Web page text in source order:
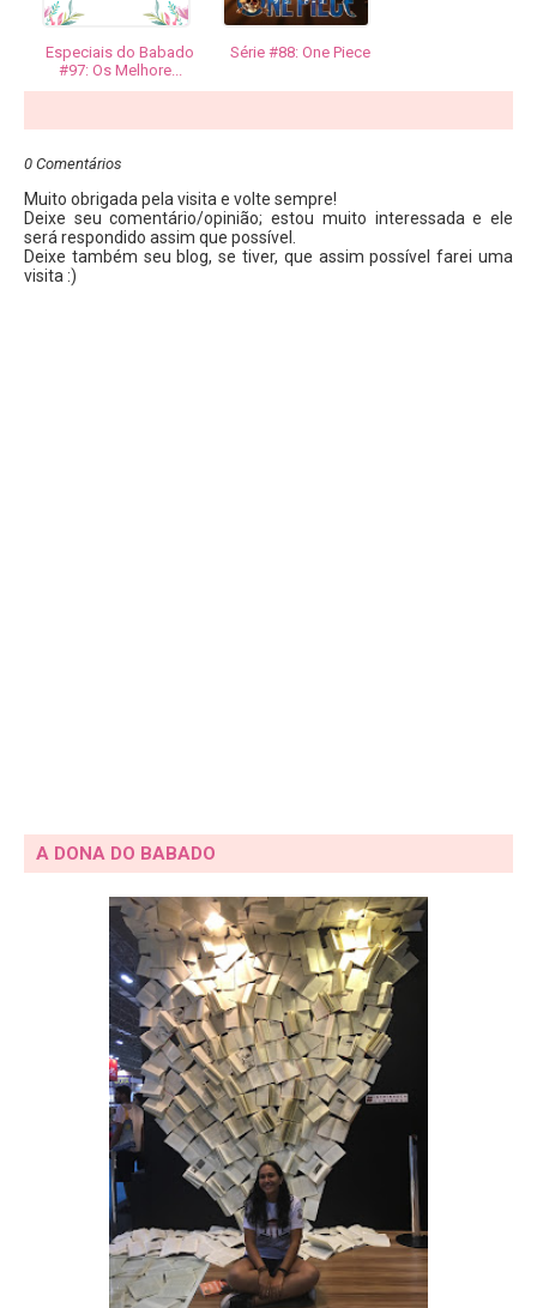
Especiais do Babado
#97: Os Melhore...
Série #88: One Piece
0 Comentários
Muito obrigada pela visita e volte sempre!
Deixe seu comentário/opinião; estou muito interessada e ele
será respondido assim que possível.
Deixe também seu blog, se tiver, que assim possível farei uma
visita :)
A DONA DO BABADO